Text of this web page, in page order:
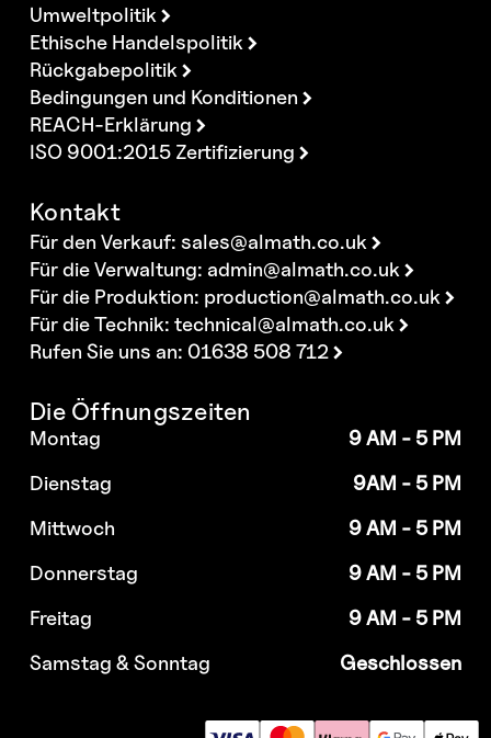
Umweltpolitik
Ethische Handelspolitik
Rückgabepolitik
Bedingungen und Konditionen
REACH-Erklärung
ISO 9001:2015 Zertifizierung
Kontakt
Für den Verkauf:sales@almath.co.uk
Für die Verwaltung: admin@almath.co.uk
Für die Produktion: production@almath.co.uk
Für die Technik:technical@almath.co.uk
Rufen Sie uns an: 01638 508 712
Die Öffnungszeiten
Montag
9 AM - 5 PM
Dienstag
9AM - 5 PM
Mittwoch
9 AM - 5 PM
Donnerstag
9 AM - 5 PM
Freitag
9 AM - 5 PM
Samstag & Sonntag
Geschlossen